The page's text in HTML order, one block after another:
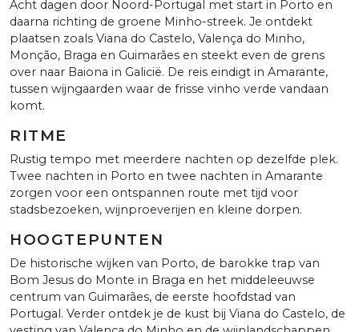
Acht dagen door Noord-Portugal met start in Porto en
daarna richting de groene Minho-streek. Je ontdekt
plaatsen zoals Viana do Castelo, Valença do Minho,
Monção, Braga en Guimarães en steekt even de grens
over naar Baiona in Galicië. De reis eindigt in Amarante,
tussen wijngaarden waar de frisse vinho verde vandaan
komt.
RITME
Rustig tempo met meerdere nachten op dezelfde plek.
Twee nachten in Porto en twee nachten in Amarante
zorgen voor een ontspannen route met tijd voor
stadsbezoeken, wijnproeverijen en kleine dorpen.
HOOGTEPUNTEN
De historische wijken van Porto, de barokke trap van
Bom Jesus do Monte in Braga en het middeleeuwse
centrum van Guimarães, de eerste hoofdstad van
Portugal. Verder ontdek je de kust bij Viana do Castelo, de